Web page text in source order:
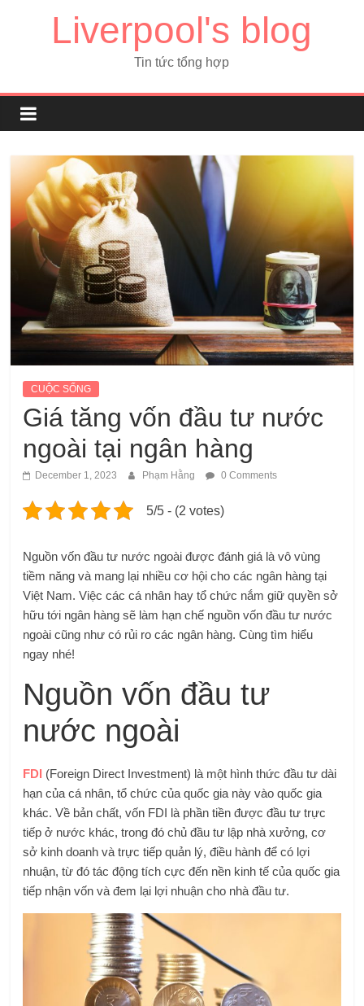
Liverpool's blog
Tin tức tổng hợp
CUỘC SỐNG
Giá tăng vốn đầu tư nước
ngoài tại ngân hàng
December 1, 2023 Phạm Hằng 0 Comments
5/5 - (2 votes)
Nguồn vốn đầu tư nước ngoài được đánh giá là vô vùng
tiềm năng và mang lại nhiều cơ hội cho các ngân hàng tại
Việt Nam. Việc các cá nhân hay tổ chức nắm giữ quyền sở
hữu tới ngân hàng sẽ làm hạn chế nguồn vốn đầu tư nước
ngoài cũng như có rủi ro các ngân hàng. Cùng tìm hiểu
ngay nhé!
Nguồn vốn đầu tư
nước ngoài
FDI (Foreign Direct Investment) là một hình thức đầu tư dài
hạn của cá nhân, tổ chức của quốc gia này vào quốc gia
khác. Về bản chất, vốn FDI là phần tiền được đầu tư trực
tiếp ở nước khác, trong đó chủ đầu tư lập nhà xưởng, cơ
sở kinh doanh và trực tiếp quản lý, điều hành để có lợi
nhuận, từ đó tác động tích cực đến nền kinh tế của quốc gia
tiếp nhận vốn và đem lại lợi nhuận cho nhà đầu tư.